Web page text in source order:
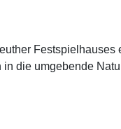
die umgebende